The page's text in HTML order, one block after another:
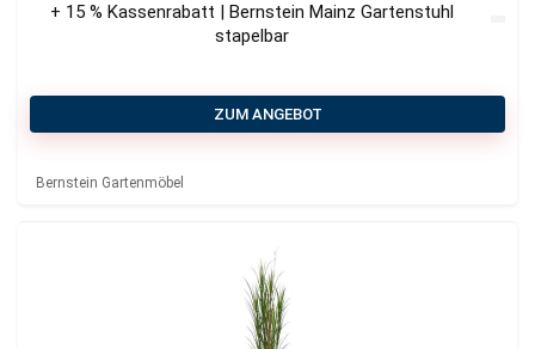
+ 15 % Kassenrabatt | Bernstein Mainz Gartenstuhl
stapelbar
ZUM ANGEBOT
Bernstein Gartenmöbel